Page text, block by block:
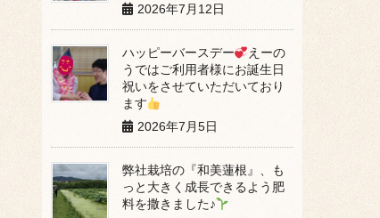
2026年7月12日
ハッピーバースデー
えーの
うではご利用者様にお誕生日
祝いをさせていただいており
ます
2026年7月5日
弊社栽培の『和美蓮根』、も
っと大きく成長できるよう肥
料を撒きました♪